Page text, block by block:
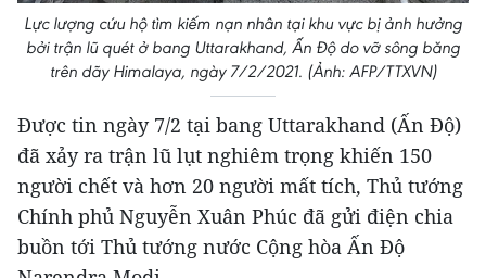
Lực lượng cứu hộ tìm kiếm nạn nhân tại khu vực bị ảnh hưởng
bởi trận lũ quét ở bang Uttarakhand, Ấn Độ do vỡ sông băng
trên dãy Himalaya, ngày 7/2/2021. (Ảnh: AFP/TTXVN)
Được tin ngày 7/2 tại bang Uttarakhand (Ấn Độ)
đã xảy ra trận lũ lụt nghiêm trọng khiến 150
người chết và hơn 20 người mất tích, Thủ tướng
Chính phủ Nguyễn Xuân Phúc đã gửi điện chia
buồn tới Thủ tướng nước Cộng hòa Ấn Độ